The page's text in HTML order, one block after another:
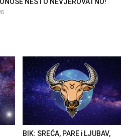
NEŠTO NEVJEROVATNO!
BIK: SREĆA, PARE i LJUBAV,